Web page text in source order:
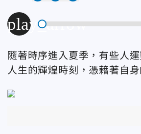
play_arrow
隨著時序進入夏季，有些人
人生的輝煌時刻，憑藉著自